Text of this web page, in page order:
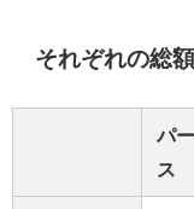
それぞれの総
パ
ス